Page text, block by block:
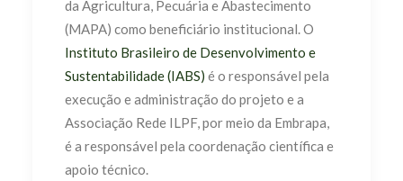
da Agricultura, Pecuária e Abastecimento
(MAPA) como beneficiário institucional. O
Instituto Brasileiro de Desenvolvimento e
Sustentabilidade (IABS) é o responsável pela
execução e administração do projeto e a
Associação Rede ILPF, por meio da Embrapa,
é a responsável pela coordenação científica e
apoio técnico.